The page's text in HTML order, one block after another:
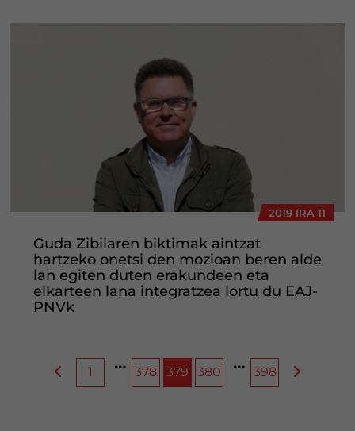
2019 IRA 11
Guda Zibilaren biktimak aintzat
hartzeko onetsi den mozioan beren alde
lan egiten duten erakundeen eta
elkarteen lana integratzea lortu du EAJ-
PNVk
1 378 379 380 398